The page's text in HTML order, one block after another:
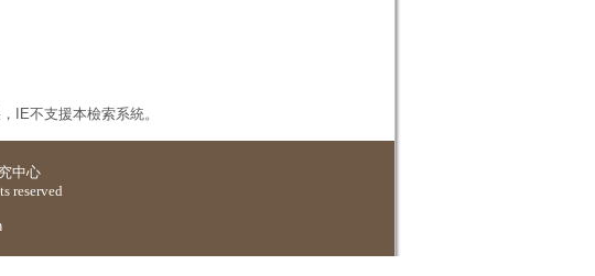
IE不支援本檢索系統。
中心
reserved